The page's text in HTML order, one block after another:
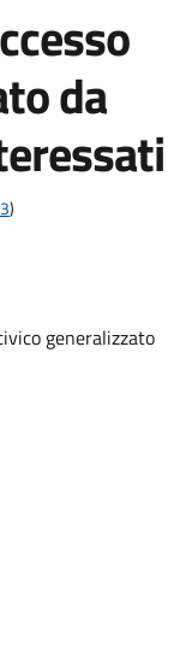
da
)
generalizzato